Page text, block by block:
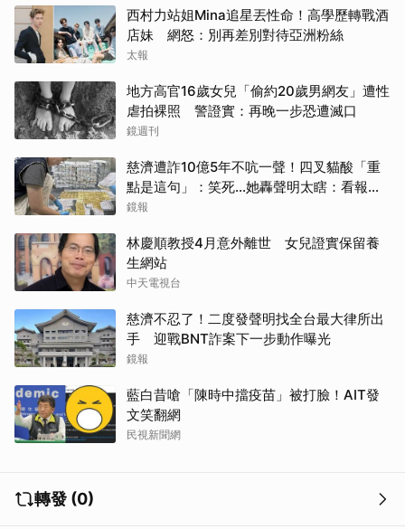
西村力站姐Mina追星丟性命！高學歷轉戰酒
店妹 網怒：別再差別對待亞洲粉絲
太報
地方高官16歲女兒「偷約20歲男網友」遭性
虐拍裸照 警證實：再晚一步恐遭滅口
鏡週刊
慈濟遭詐10億5年不吭一聲！四叉貓酸「重
點是這句」：笑死...她轟聲明太瞎：看報紙
才知被騙
鏡報
林慶順教授4月意外離世 女兒證實保留養
生網站
中天電視台
慈濟不忍了！二度發聲明找全台最大律所出
手 迎戰BNT詐案下一步動作曝光
鏡報
藍白昔嗆「陳時中擋疫苗」被打臉！AIT發
文笑翻網
民視新聞網
轉發 (0)
取消